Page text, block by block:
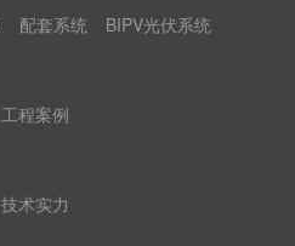
配套系统 BIPV光伏系统
工程案例
技术实力